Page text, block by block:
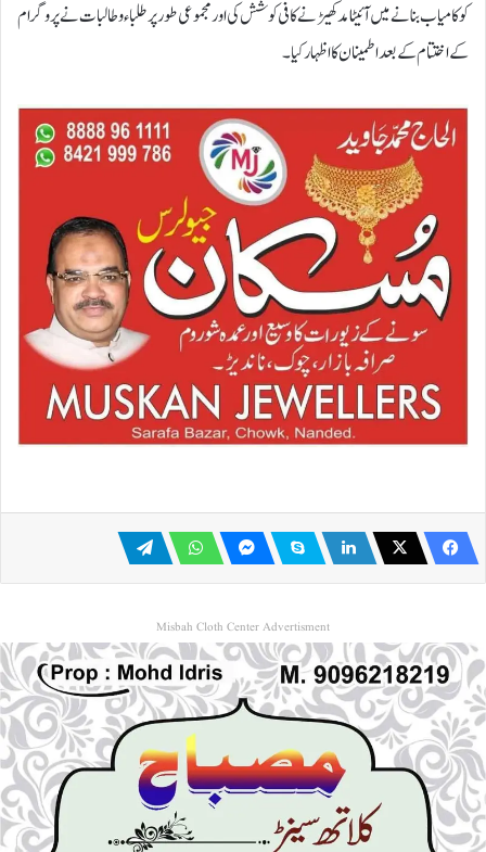
کو کامیاب بنانے میں آئیٹا مدکھیڑ نے کافی کوشش کی اور مجموعی طور پر طلباء و طالبات نے پروگرام
کے اختتام کے بعد اطمینان کا اظہار کیا۔
Misbah Cloth Center Advertisment